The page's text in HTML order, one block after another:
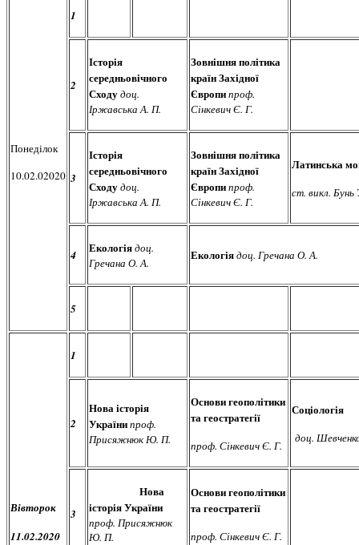
Понеділок
10.02.02020
1
2
Історія
середньовічного
Сходудоц.
Іржавська А. П.
Зовнішня політика
країн Західної
Європипроф.
Сінкевич Є. Г.
3
Історія
середньовічного
Сходудоц.
Іржавська А. П.
Зовнішня політика
країн Західної
Європипроф.
Сінкевич Є. Г.
Латинська
ст. викл.
4 Екологіядоц.
Гречана О. А.
Екологіядоц. Гречана О. А.
5
Вівторок
11.02.2020
1
2
Нова історія
Українипроф.
Присяжнюк Ю. П.
Основи геополітики
та геостратегії
проф. Сінкевич Є. Г.
Соціологія
доц.
3
Нова
історія України
проф. Присяжнюк
Ю. П.
Основи геополітики
та геостратегії
проф. Сінкевич Є. Г.